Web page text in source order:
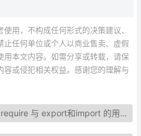
用，不构成任何形式的决策建议、
任何单位或个人以商业售卖、虚假
本文内容。如需分享或转载，请保
或侵犯相关权益。感谢您的理解与
与 export和import 的用法和区别